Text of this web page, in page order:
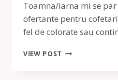
Toamna/iarna mi se
ofertante pentru
fel de colorate sau
VIEW POST TORT